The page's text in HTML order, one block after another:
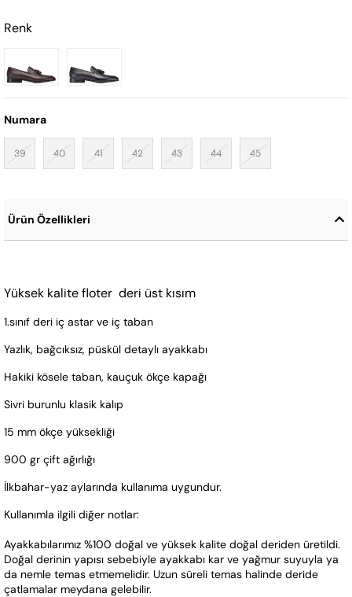
Renk
Numara
39 40 41 42 43 44 45
Ürün Özellikleri
Yüksek kalite floter  deri üst kısım
1.sınıf deri iç astar ve iç taban
Yazlık, bağcıksız, püskül detaylı ayakkabı
Hakiki kösele taban, kauçuk ökçe kapağı
Sivri burunlu klasik kalıp
15 mm ökçe yüksekliği
900 gr çift ağırlığı
İlkbahar-yaz aylarında kullanıma uygundur.
Kullanımla ilgili diğer notlar:
Ayakkabılarımız %100 doğal ve yüksek kalite doğal deriden üretildi.
Doğal derinin yapısı sebebiyle ayakkabı kar ve yağmur suyuyla ya
da nemle temas etmemelidir. Uzun süreli temas halinde deride
çatlamalar meydana gelebilir.